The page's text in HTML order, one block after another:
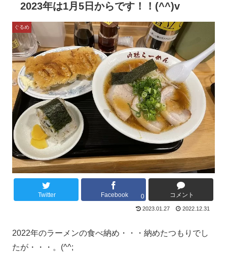
2023年は1月5日からです！！(^^)v
ぐるめ
Twitter Facebook 0 コメント
2023.01.27 2022.12.31
2022年のラーメンの食べ納め・・・納めたつもりでし
たが・・・。(^^;